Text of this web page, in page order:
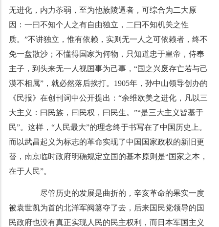
无进化，内力苶弱，至为他族陵逼者，可综合为二大原
因：一曰不知个人之有自由独立，二曰不知机关之性
质。”不讲独立，惟有依赖，实则无一人之可依赖者，终不
免一盘散沙；不懂得国家为何物，只知道忠于皇帝，侍奉
主子，到头来无一人视国事为己事，“国之兴废存亡若与己
漠不相属”，就必然落后挨打。1905年，孙中山领导创办的
《民报》在创刊词中公开提出：“余维欧美之进化，凡以三
大主义：曰民族，曰民权，曰民生。”“是三大主义皆基于
民”。这样，“人民最大”的理念终于书写在了中国历史上。
而以武昌起义为标志的革命实现了中国国家政权的新旧更
替，南京临时政府明确规定立国的基本原则是“国家之本，
在于人民”。
尽管历史的发展是曲折的，辛亥革命的果实一度
被袁世凯为首的北洋军阀篡夺了去，后来国民党领导的国
民政府也没有真正实现人民的民主权利，而日本军国主义